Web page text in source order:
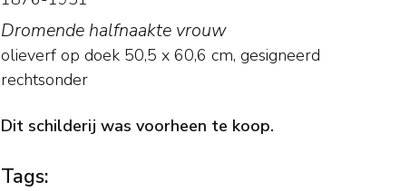
Dromende halfnaakte vrouw
olieverf op doek 50,5 x 60,6 cm, gesigneerd
rechtsonder
Dit schilderij was voorheen te koop.
Tags: